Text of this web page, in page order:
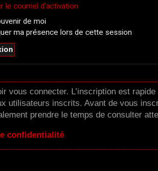
le courriel d’activation
de moi
ma présence lors de cette session
vous connecter. L’inscription est
utilisateurs inscrits. Avant de vous
prendre le temps de consulter
confidentialité